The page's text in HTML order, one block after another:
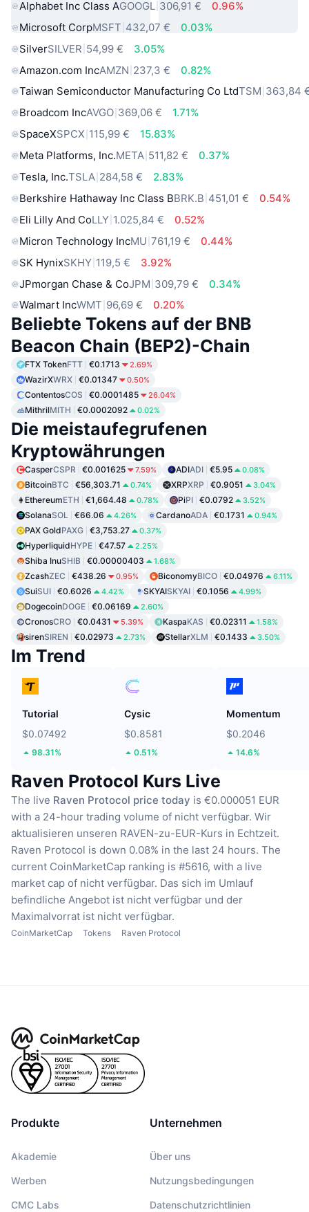
Alphabet Inc Class AGOOGL 306,91 €
0.96%
Microsoft CorpMSFT 432,07 €
0.03%
SilverSILVER 54,99 €
3.05%
Amazon.com IncAMZN 237,3 €
0.82%
Taiwan Semiconductor Manufacturing Co LtdTSM 363,84
Broadcom IncAVGO 369,06 €
1.71%
SpaceXSPCX 115,99 €
15.83%
Meta Platforms, Inc.META 511,82 €
0.37%
Tesla, Inc.TSLA 284,58 €
2.83%
Berkshire Hathaway Inc Class BBRK.B 451,01 €
0.54%
Eli Lilly And CoLLY 1.025,84 €
0.52%
Micron Technology IncMU 761,19 €
0.44%
SK HynixSKHY 119,5 €
3.92%
JPmorgan Chase & CoJPM 309,79 €
0.34%
Walmart IncWMT 96,69 € 0.20%
Beliebte Tokens auf der BNB
Beacon Chain (BEP2)-Chain
FTX TokenFTT €0.1713 2.69%
WazirXWRX €0.01347 0.50%
ContentosCOS €0.0001485 26.04%
MithrilMITH €0.0002092 0.02%
Die meistaufegrufenen
Kryptowährungen
CasperCSPR €0.001625 7.59% ADIADI €5.95 0.08%
BitcoinBTC €56,303.71 0.74% XRPXRP €0.9051 3.04%
EthereumETH €1,664.48 0.78% PiPI €0.0792 3.52%
SolanaSOL €66.06 4.26% CardanoADA €0.1731 0.94%
PAX GoldPAXG €3,753.27 0.37%
HyperliquidHYPE €47.57 2.25%
Shiba InuSHIB €0.00000403 1.68%
ZcashZEC €438.26 0.95% BiconomyBICO €0.04976 6.11%
SuiSUI €0.6026 4.42% SKYAISKYAI €0.1056 4.99%
DogecoinDOGE €0.06169 2.60%
CronosCRO €0.0431 5.39% KaspaKAS €0.02311 1.58%
sirenSIREN €0.02973 2.73% StellarXLM €0.1433 3.50%
Im Trend
Tutorial
$0.07492
98.31%
Cysic
$0.8581
0.51%
Momentum
$0.2046
14.6%
Raven Protocol Kurs Live
The live Raven Protocol price today is €0.000051 EUR
with a 24-hour trading volume of nicht verfügbar. Wir
aktualisieren unseren RAVEN-zu-EUR-Kurs in Echtzeit.
Raven Protocol is down 0.08% in the last 24 hours. The
current CoinMarketCap ranking is #5616, with a live
market cap of nicht verfügbar. Das sich im Umlauf
befindliche Angebot ist nicht verfügbar und der
Maximalvorrat ist nicht verfügbar.
CoinMarketCap Tokens Raven Protocol
Produkte
Akademie
Werben
CMC Labs
Unternehmen
Über uns
Nutzungsbedingungen
Datenschutzrichtlinien